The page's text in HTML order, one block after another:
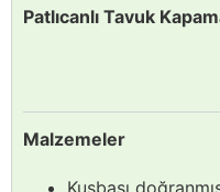
Patlıcanlı Tavuk
Malzemeler